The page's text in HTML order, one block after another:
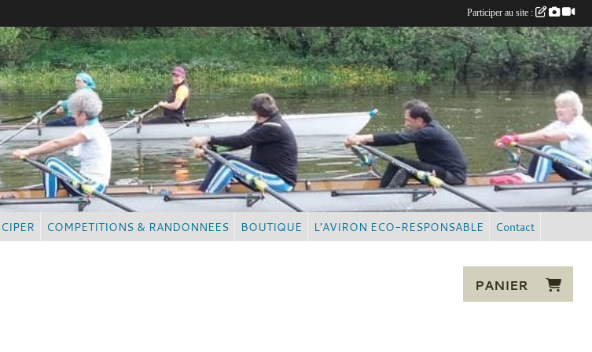
COMPETITIONS & RANDONNEES BOUTIQUE L'AVIRON ECO-RESPONSABLE Contact
PANIER
Participer au site :